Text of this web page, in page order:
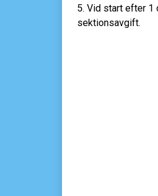
5. Vid start efter 1
sektionsavgift.